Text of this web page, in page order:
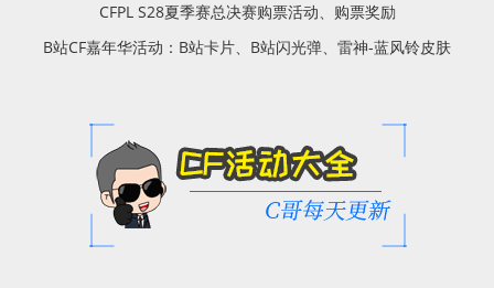
CFPL S28夏季赛总决赛购票活动、购票奖励
B站CF嘉年华活动：B站卡片、B站闪光弹、雷神-蓝风铃皮肤